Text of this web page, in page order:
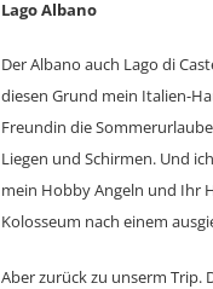
Lago Albano
Der Albano auch Lago di
diesen Grund mein Italien-
Freundin die
Liegen und Schirmen. Und
mein Hobby Angeln und Ihr
Kolosseum nach einem
Aber zurück zu unserm Trip.